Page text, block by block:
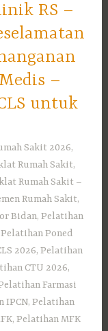
RS –
–
untuk
Sakit 2026,
Rumah Sakit,
Rumah Sakit –
Rumah Sakit,
Bidan, Pelatihan
Poned
2026, Pelatihan
CTU 2026,
Farmasi
IPCN, Pelatihan
Pelatihan MFK